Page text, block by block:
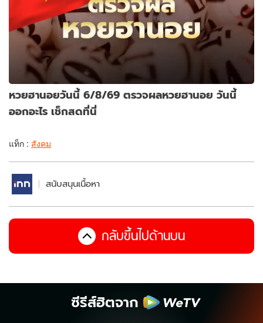
หวยฮานอยวันนี้ 6/8/69 ตรวจผลหวยฮานอย วันนี้
ออกอะไร เช็กสดที่นี่
แท็ก : สังคม
สนับสนุนเนื้อหา
กลับขึ้นไปด้านบน
ซีรีส์ฮิตจาก